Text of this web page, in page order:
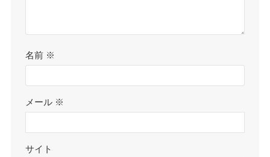
名前 ※
メール ※
サイト